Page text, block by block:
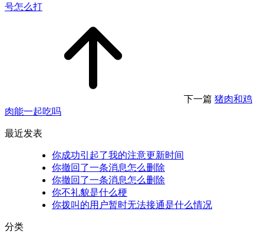
号怎么打
下一篇 猪肉和鸡
肉能一起吃吗
最近发表
你成功引起了我的注意更新时间
你撤回了一条消息怎么删除
你撤回了一条消息怎么删除
你不礼貌是什么梗
你拨叫的用户暂时无法接通是什么情况
分类